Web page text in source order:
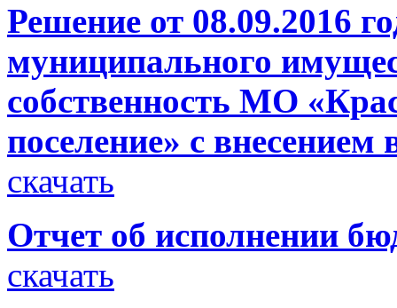
Решение от 08.09.2016
муниципального
собственность МО
поселение» с
скачать
Отчет об исполнении
скачать